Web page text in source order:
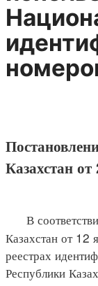
Казахстан
В
Казахстан от 12
реестрах
Республики